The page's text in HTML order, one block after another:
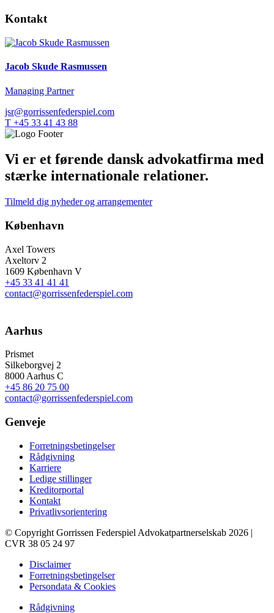
Kontakt
Jacob Skude Rasmussen
Managing Partner
jsr@gorrissenfederspiel.com
T +45 33 41 43 88
Vi er et førende dansk advokatfirma med
stærke internationale relationer.
Tilmeld dig nyheder og arrangementer
København
Axel Towers
Axeltorv 2
1609 København V
+45 33 41 41 41
contact@gorrissenfederspiel.com
Aarhus
Prismet
Silkeborgvej 2
8000 Aarhus C
+45 86 20 75 00
contact@gorrissenfederspiel.com
Genveje
Forretningsbetingelser
Rådgivning
Karriere
Ledige stillinger
Kreditorportal
Kontakt
Privatlivsorientering
© Copyright Gorrissen Federspiel Advokatpartnerselskab 2026 |
CVR 38 05 24 97
Disclaimer
Forretningsbetingelser
Persondata & Cookies
Rådgivning